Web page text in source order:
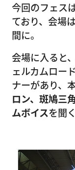
今回のフェス
ており、会場
間に。
会場に入ると
ェルカムロー
ナーがあり、
ロン、斑鳩三
ムボイスを聞